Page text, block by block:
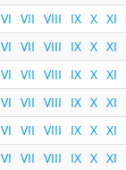
VI VII VIII IX X XI
VI VII VIII IX X XI
VI VII VIII IX X XI
VI VII VIII IX X XI
VI VII VIII IX X XI
VI VII VIII IX X XI